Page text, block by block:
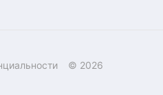
© 2026